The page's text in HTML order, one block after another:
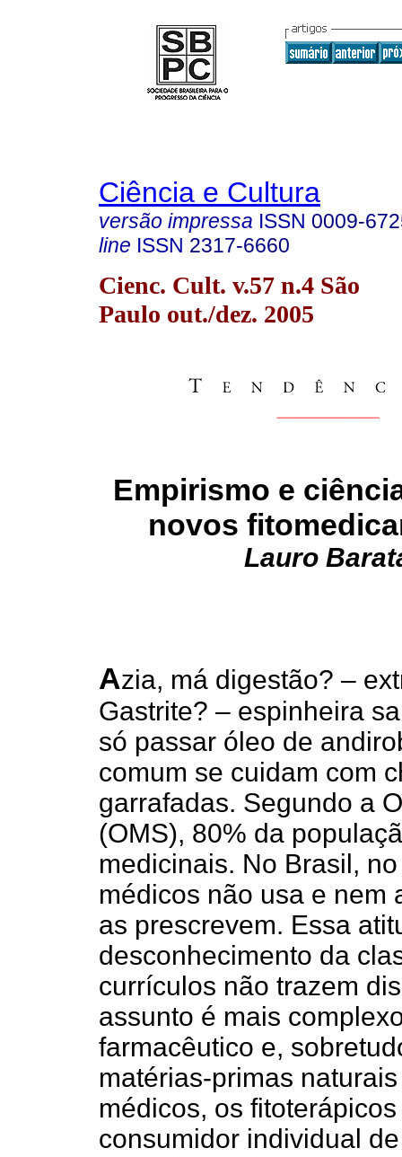
Ciência e Cultura
versão impressa ISSN 0009-
line ISSN 2317-6660
Cienc. Cult. v.57 n.4 São
Paulo out./dez. 2005
Empirismo e
novos
Lauro
Azia, má digestão? –
Gastrite? – espinheira
só passar óleo de
comum se cuidam com
garrafadas. Segundo a
(OMS), 80% da
medicinais. No Brasil,
médicos não usa e nem
as prescrevem. Essa
desconhecimento da
currículos não trazem
assunto é mais
farmacêutico e,
matérias-primas
médicos, os
consumidor individual